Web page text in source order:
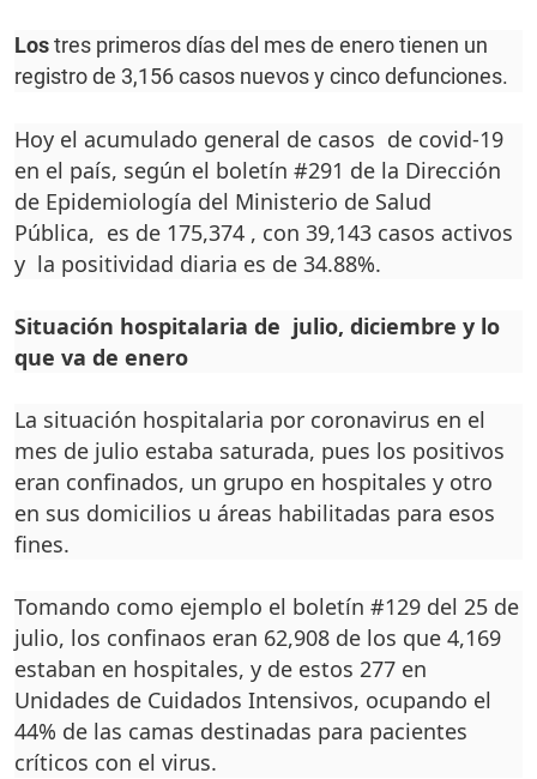
Lostres primeros días del mes de enero tienen un
registro de 3,156 casos nuevos y cinco defunciones.
Hoy el acumulado general de casos de covid-19
en el país, según el boletín #291 de la Dirección
de Epidemiología del Ministerio de Salud
Pública, es de 175,374 , con 39,143 casos activos
y la positividad diaria es de 34.88%.
Situación hospitalaria de julio, diciembre y lo
que va de enero
La situación hospitalaria por coronavirus en el
mes de julio estaba saturada, pues los positivos
eran confinados, un grupo en hospitales y otro
en sus domicilios u áreas habilitadas para esos
fines.
Tomando como ejemplo el boletín #129 del 25 de
julio, los confinaos eran 62,908 de los que 4,169
estaban en hospitales, y de estos 277 en
Unidades de Cuidados Intensivos, ocupando el
44% de las camas destinadas para pacientes
críticos con el virus.